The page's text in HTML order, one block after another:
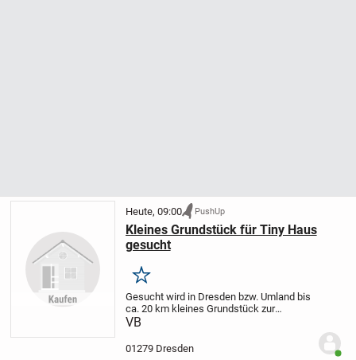
Heute, 09:00 PushUp
Kleines Grundstück für Tiny Haus
gesucht
Merken
Gesucht wird in Dresden bzw. Umland bis
ca. 20 km kleines Grundstück zur
Pacht/Miete/Kauf für Stellung eines Tiny
VB
01279 Dresden